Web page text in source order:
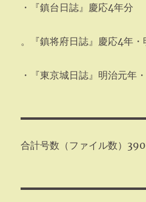
・『鎮台日誌』慶応4年分
。『鎮将府日誌』慶応4年・
・『東京城日誌』明治元年
合計号数（ファイル数）390